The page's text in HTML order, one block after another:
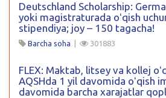
Deutschland Scholarship:
yoki magistraturada oʻqish
stipendiya; joy – 150 tagacha!
Barcha soha | 301883
FLEX: Maktab, litsey va kollej
AQSHda 1 yil davomida oʻqish
davomida barcha xarajatlar